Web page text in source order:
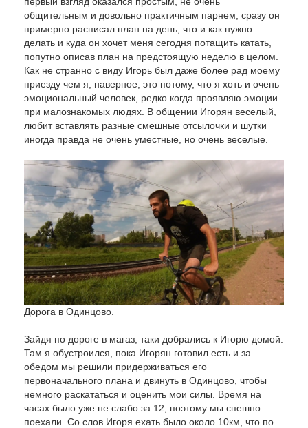
общительным и довольно практичным парнем, сразу он
примерно расписал план на день, что и как нужно
делать и куда он хочет меня сегодня потащить катать,
попутно описав план на предстоящую неделю в целом.
Как не странно с виду Игорь был даже более рад моему
приезду чем я, наверное, это потому, что я хоть и очень
эмоциональный человек, редко когда проявляю эмоции
при малознакомых людях. В общении Игорян веселый,
любит вставлять разные смешные отсылочки и шутки
иногда правда не очень уместные, но очень веселые.
Дорога в Одинцово.
Зайдя по дороге в магаз, таки добрались к Игорю домой.
Там я обустроился, пока Игорян готовил есть и за
обедом мы решили придерживаться его
первоначального плана и двинуть в Одинцово, чтобы
немного раскататься и оценить мои силы. Время на
часах было уже не слабо за 12, поэтому мы спешно
поехали. Со слов Игоря ехать было около 10км, что по